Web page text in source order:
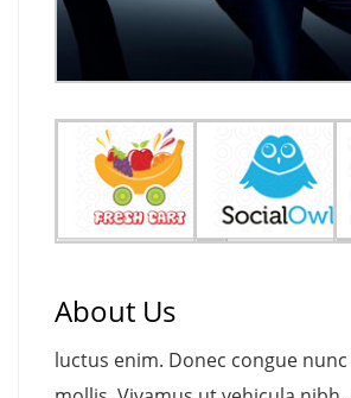
About Us
luctus enim. Donec congue